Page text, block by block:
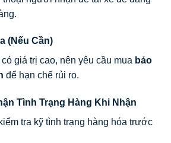
(Nếu Cần)
giá trị cao, nên yêu cầu mua bảo
để hạn chế rủi ro.
Tình Trạng Hàng Khi Nhận
tra kỹ tình trạng hàng hóa trước